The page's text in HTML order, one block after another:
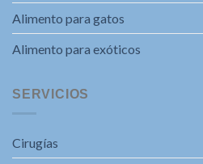
Alimento para gatos
Alimento para exóticos
SERVICIOS
Cirugías